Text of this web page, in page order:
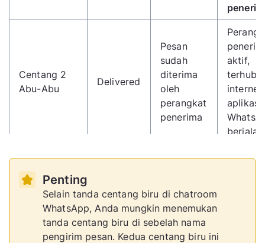
Centang 2
Abu-Abu
Delivered
Pesan
sudah
diterima
oleh
perangkat
penerima
aktif,
aplikasi
berjalan
Centang 2
Read
sudah
dibaca
oleh
penerima
Penting
Selain tanda centang biru di chatroom
WhatsApp, Anda mungkin menemukan
tanda centang biru di sebelah nama
pengirim pesan. Kedua centang biru ini